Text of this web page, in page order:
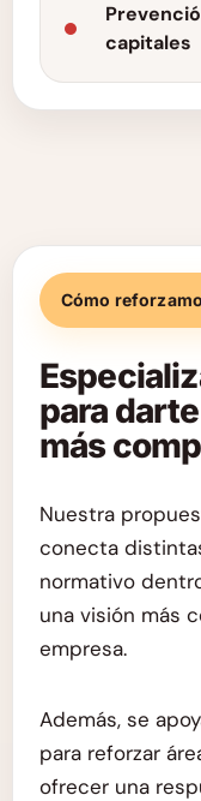
capitales
Cómo
para
más
Nuestra
conecta
normativo
una visión más
empresa.
Además, se
para reforzar
ofrecer una